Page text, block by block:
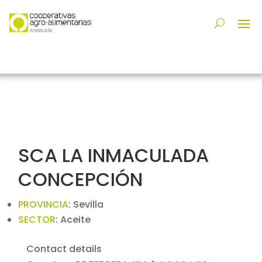
SCA LA INMACULADA
CONCEPCIÓN
PROVINCIA: Sevilla
SECTOR: Aceite
Contact details